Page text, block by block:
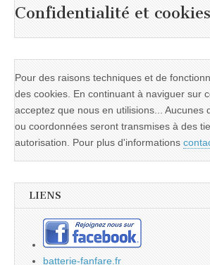
Confidentialité et cookies
Pour des raisons techniques et de
des cookies. En continuant à naviguer sur
acceptez que nous en utilisions... Aucunes
ou coordonnées seront transmises à des
autorisation. Pour plus d'informations
LIENS
batterie-fanfare.fr